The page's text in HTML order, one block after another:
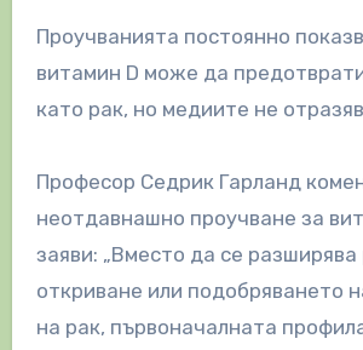
Проучванията постоянно
витамин D може да
като рак, но медиите не
Професор Седрик Гарланд
неотдавнашно проучване за
заяви: „Вместо да се
откриване или подобряването
на рак, първоначалната